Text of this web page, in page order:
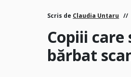
Scris de Claudia Untaru
Copiii
bărbat